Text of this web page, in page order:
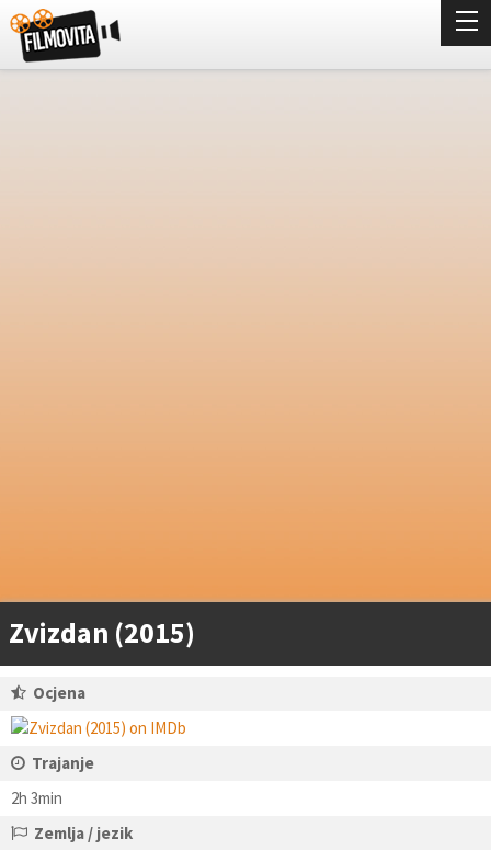
Zvizdan (2015)
Ocjena
Trajanje
2h 3min
Zemlja / jezik